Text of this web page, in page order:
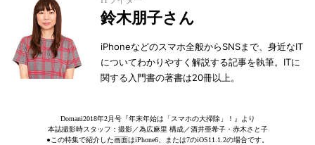
鈴木朋子さん
iPhoneなどのスマホ全般からSNSまで、身近なIT
についてわかりやすく解説する記事を執筆。ITに
関する入門書の著書は20冊以上。
Domani2018年2月号『年末年始は「スマホの大掃除」！』より
本誌撮影時スタッフ：撮影／為広麻里 構成／酒井亜希子・赤木さと子
●この特集で紹介した画面はiPhone6、または7のiOS11.1.2の場合です。